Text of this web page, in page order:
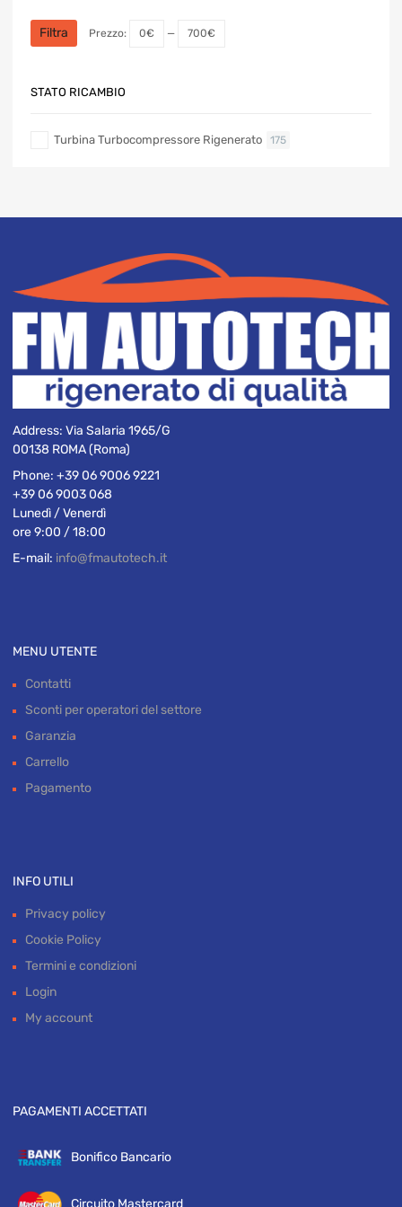
Min
Max
Filtra Prezzo: 0€ — 700€
STATO RICAMBIO
Turbina Turbocompressore Rigenerato 175
Address: Via Salaria 1965/G
00138 ROMA (Roma)
Phone: +39 06 9006 9221
+39 06 9003 068
Lunedì / Venerdì
ore 9:00 / 18:00
E-mail: info@fmautotech.it
MENU UTENTE
Contatti
Sconti per operatori del settore
Garanzia
Carrello
Pagamento
INFO UTILI
Privacy policy
Cookie Policy
Termini e condizioni
Login
My account
PAGAMENTI ACCETTATI
Bonifico Bancario
Circuito Mastercard